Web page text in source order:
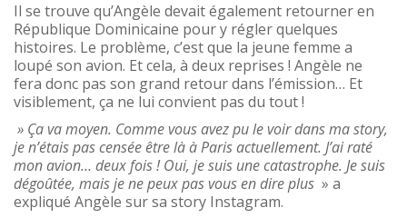
Il se trouve qu’Angèle devait également retourner en
République Dominicaine pour y régler quelques
histoires. Le problème, c’est que la jeune femme a
loupé son avion. Et cela, à deux reprises ! Angèle ne
fera donc pas son grand retour dans l’émission… Et
visiblement, ça ne lui convient pas du tout !
» Ça va moyen. Comme vous avez pu le voir dans ma story,
je n’étais pas censée être là à Paris actuellement. J’ai raté
mon avion… deux fois ! Oui, je suis une catastrophe. Je suis
dégoûtée, mais je ne peux pas vous en dire plus » a
expliqué Angèle sur sa story Instagram.